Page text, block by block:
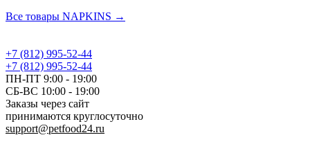
Все товары NAPKINS →
+7 (812) 995-52-44
+7 (812) 995-52-44
ПН-ПТ 9:00 - 19:00
СБ-ВС 10:00 - 19:00
Заказы через сайт
принимаются круглосуточно
support@petfood24.ru